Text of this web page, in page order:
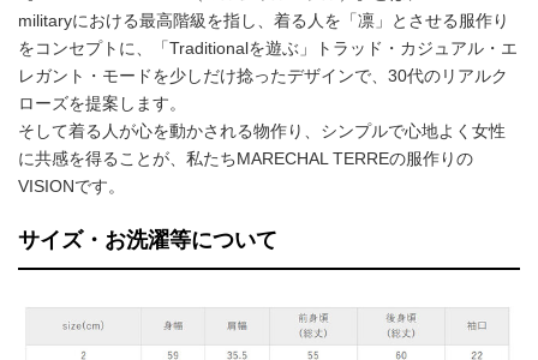
militaryにおける最高階級を指し、着る人を「凛」とさせる服作り
をコンセプトに、「Traditionalを遊ぶ」トラッド・カジュアル・エ
レガント・モードを少しだけ捻ったデザインで、30代のリアルク
ローズを提案します。
そして着る人が心を動かされる物作り、シンプルで心地よく女性
に共感を得ることが、私たちMARECHAL TERREの服作りの
VISIONです。
サイズ・お洗濯等について